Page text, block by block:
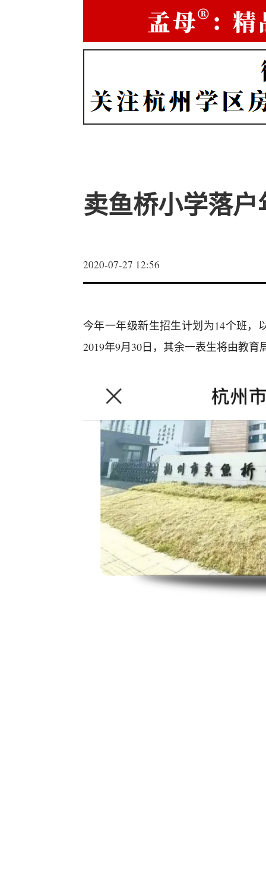
卖鱼桥小学落
2020-07-27 12:56
今年一年级新生招生计划为14个班，
2019年9月30日，其余一表生将由教育